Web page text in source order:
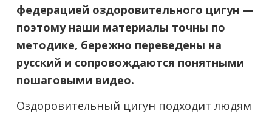
федерацией оздоровительного цигун —
поэтому наши материалы точны по
методике, бережно переведены на
русский и сопровождаются понятными
пошаговыми видео.
Оздоровительный цигун подходит людям